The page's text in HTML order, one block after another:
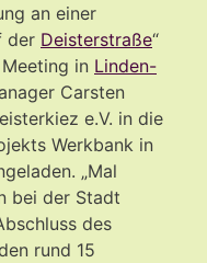
an einer
der Deisterstraße“
in Linden-
Carsten
e.V. in die
Werkbank in
„Mal
bei der Stadt
des
rund 15